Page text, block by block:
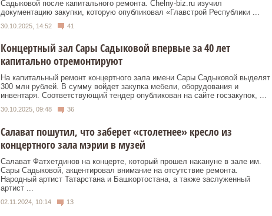
Садыковой после капитального ремонта. Сhelny-biz.ru изучил
документацию закупки, которую опубликовал «Главстрой Республики ...
30.10.2025, 14:52 41
Концертный зал Сары Садыковой впервые за 40 лет
капитально отремонтируют
На капитальный ремонт концертного зала имени Сары Садыковой выделят
300 млн рублей. В сумму войдет закупка мебели, оборудования и
инвентаря. Соответствующий тендер опубликован на сайте госзакупок, ...
30.10.2025, 09:48 36
Салават пошутил, что заберет «столетнее» кресло из
концертного зала мэрии в музей
Салават Фатхетдинов на концерте, который прошел накануне в зале им.
Сары Садыковой, акцентировал внимание на отсутствие ремонта.
Народный артист Татарстана и Башкортостана, а также заслуженный
артист ...
02.11.2024, 10:14 13